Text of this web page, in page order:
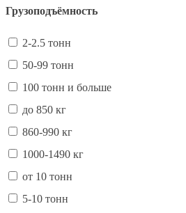
Грузоподъёмность
2-2.5 тонн
50-99 тонн
100 тонн и больше
до 850 кг
860-990 кг
1000-1490 кг
от 10 тонн
5-10 тонн